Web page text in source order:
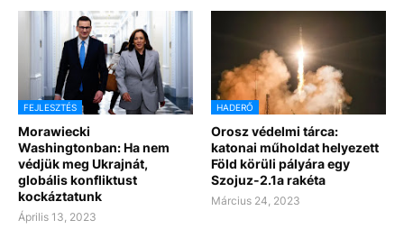
FEJLESZTÉS
Morawiecki
Washingtonban: Ha nem
védjük meg Ukrajnát,
globális konfliktust
kockáztatunk
Április 13, 2023
HADERŐ
Orosz védelmi tárca:
katonai műholdat helyezett
Föld körüli pályára egy
Szojuz-2.1a rakéta
Március 24, 2023